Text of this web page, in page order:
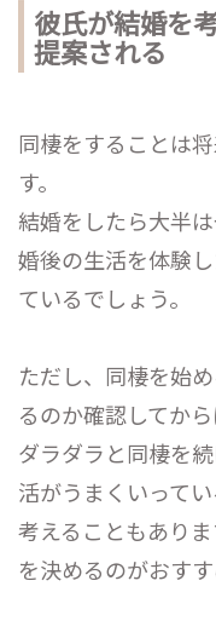
彼氏が結婚を
提案される
同棲をすることは
す。
結婚をしたら大半
婚後の生活を体験
ているでしょう。
ただし、同棲を始
るのか確認してから
ダラダラと同棲を
活がうまくいって
考えることもあり
を決めるのがおす